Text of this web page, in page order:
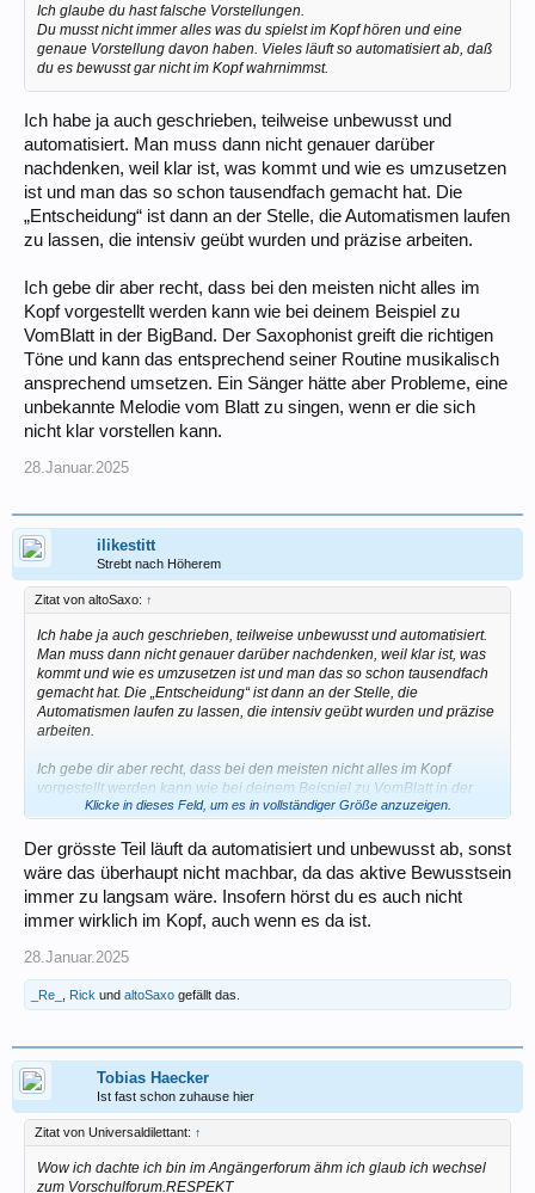
Ich glaube du hast falsche Vorstellungen.
Du musst nicht immer alles was du spielst im Kopf hören und eine
genaue Vorstellung davon haben. Vieles läuft so automatisiert ab, daß
du es bewusst gar nicht im Kopf wahrnimmst.
Ich habe ja auch geschrieben, teilweise unbewusst und
automatisiert. Man muss dann nicht genauer darüber
nachdenken, weil klar ist, was kommt und wie es umzusetzen
ist und man das so schon tausendfach gemacht hat. Die
„Entscheidung“ ist dann an der Stelle, die Automatismen laufen
zu lassen, die intensiv geübt wurden und präzise arbeiten.
Ich gebe dir aber recht, dass bei den meisten nicht alles im
Kopf vorgestellt werden kann wie bei deinem Beispiel zu
VomBlatt in der BigBand. Der Saxophonist greift die richtigen
Töne und kann das entsprechend seiner Routine musikalisch
ansprechend umsetzen. Ein Sänger hätte aber Probleme, eine
unbekannte Melodie vom Blatt zu singen, wenn er die sich
nicht klar vorstellen kann.
28.Januar.2025
ilikestitt
Strebt nach Höherem
Zitat von altoSaxo: ↑
Ich habe ja auch geschrieben, teilweise unbewusst und automatisiert.
Man muss dann nicht genauer darüber nachdenken, weil klar ist, was
kommt und wie es umzusetzen ist und man das so schon tausendfach
gemacht hat. Die „Entscheidung“ ist dann an der Stelle, die
Automatismen laufen zu lassen, die intensiv geübt wurden und präzise
arbeiten.
Ich gebe dir aber recht, dass bei den meisten nicht alles im Kopf
vorgestellt werden kann wie bei deinem Beispiel zu VomBlatt in der
BigBand. Der Saxophonist greift die richtigen Töne und kann das
Sänger hätte aber Probleme, eine unbekannte Melodie vom Blatt zu
singen, wenn er die sich nicht klar vorstellen kann.
Klicke in dieses Feld, um es in vollständiger Größe anzuzeigen.
Der grösste Teil läuft da automatisiert und unbewusst ab, sonst
wäre das überhaupt nicht machbar, da das aktive Bewusstsein
immer zu langsam wäre. Insofern hörst du es auch nicht
immer wirklich im Kopf, auch wenn es da ist.
28.Januar.2025
_Re_ Rick und altoSaxo gefällt das.
Tobias Haecker
Ist fast schon zuhause hier
Zitat von Universaldilettant: ↑
Wow ich dachte ich bin im Angängerforum ähm ich glaub ich wechsel
zum Vorschulforum.RESPEKT